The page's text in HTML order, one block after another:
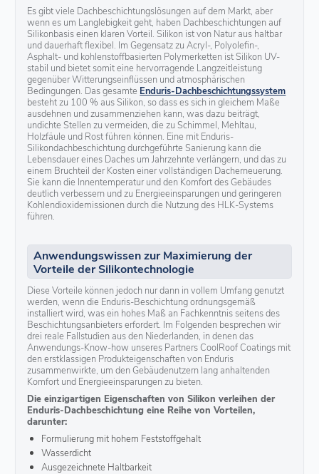
Es gibt viele Dachbeschichtungslösungen auf dem Markt, aber
wenn es um Langlebigkeit geht, haben Dachbeschichtungen auf
Silikonbasis einen klaren Vorteil. Silikon ist von Natur aus haltbar
und dauerhaft flexibel. Im Gegensatz zu Acryl-, Polyolefin-,
Asphalt- und kohlenstoffbasierten Polymerketten ist Silikon UV-
stabil und bietet somit eine hervorragende Langzeitleistung
gegenüber Witterungseinflüssen und atmosphärischen
Bedingungen. Das gesamte Enduris-Dachbeschichtungssystem
besteht zu 100 % aus Silikon, so dass es sich in gleichem Maße
ausdehnen und zusammenziehen kann, was dazu beiträgt,
undichte Stellen zu vermeiden, die zu Schimmel, Mehltau,
Holzfäule und Rost führen können. Eine mit Enduris-
Silikondachbeschichtung durchgeführte Sanierung kann die
Lebensdauer eines Daches um Jahrzehnte verlängern, und das zu
einem Bruchteil der Kosten einer vollständigen Dacherneuerung.
Sie kann die Innentemperatur und den Komfort des Gebäudes
deutlich verbessern und zu Energieeinsparungen und geringeren
Kohlendioxidemissionen durch die Nutzung des HLK-Systems
führen.
Anwendungswissen zur Maximierung der
Vorteile der Silikontechnologie
Diese Vorteile können jedoch nur dann in vollem Umfang genutzt
werden, wenn die Enduris-Beschichtung ordnungsgemäß
installiert wird, was ein hohes Maß an Fachkenntnis seitens des
Beschichtungsanbieters erfordert. Im Folgenden besprechen wir
drei reale Fallstudien aus den Niederlanden, in denen das
Anwendungs-Know-how unseres Partners CoolRoof Coatings mit
den erstklassigen Produkteigenschaften von Enduris
zusammenwirkte, um den Gebäudenutzern lang anhaltenden
Komfort und Energieeinsparungen zu bieten.
Die einzigartigen Eigenschaften von Silikon verleihen der
Enduris-Dachbeschichtung eine Reihe von Vorteilen,
darunter:
Formulierung mit hohem Feststoffgehalt
Wasserdicht
Ausgezeichnete Haltbarkeit